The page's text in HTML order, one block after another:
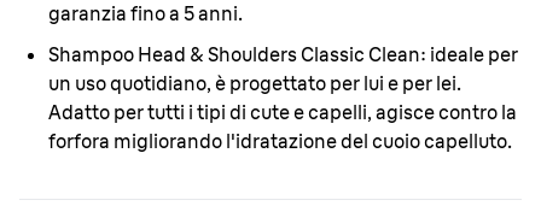
garanzia fino a 5 anni.
Shampoo Head & Shoulders Classic Clean: ideale per
un uso quotidiano, è progettato per lui e per lei.
Adatto per tutti i tipi di cute e capelli, agisce contro la
forfora migliorando l'idratazione del cuoio capelluto.